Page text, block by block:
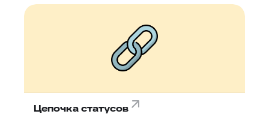
Цепочка статусов